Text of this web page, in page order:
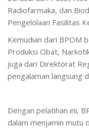
Radiofarmaka, dan
Pengelolaan Fasilitas
Kemudian dari BPOM
Produksi Obat,
juga dari Direktorat
pengalaman langsung
Dengan pelatihan ini,
dalam menjamin mutu